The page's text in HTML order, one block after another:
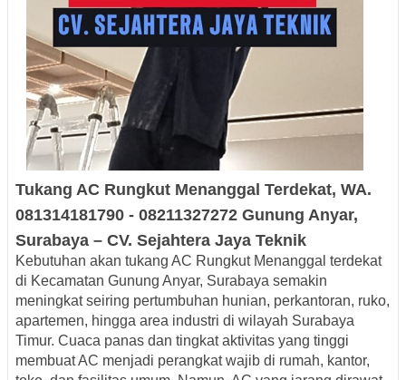
Tukang AC Rungkut Menanggal Terdekat, WA.
081314181790 - 08211327272 Gunung Anyar,
Surabaya – CV. Sejahtera Jaya Teknik
Kebutuhan akan tukang AC Rungkut Menanggal terdekat
di Kecamatan Gunung Anyar, Surabaya semakin
meningkat seiring pertumbuhan hunian, perkantoran, ruko,
apartemen, hingga area industri di wilayah Surabaya
Timur. Cuaca panas dan tingkat aktivitas yang tinggi
membuat AC menjadi perangkat wajib di rumah, kantor,